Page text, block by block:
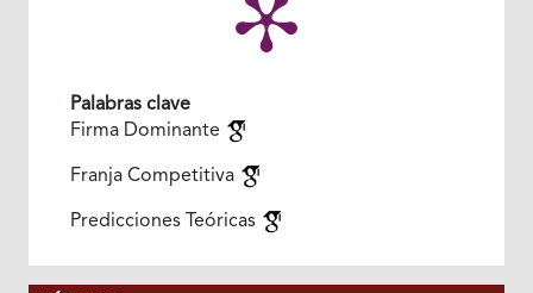
Palabras clave
Firma Dominante
Franja Competitiva
Predicciones Teóricas